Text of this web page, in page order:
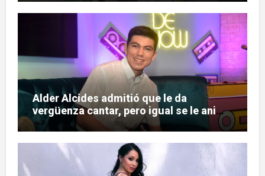
Alder Alcides admitió que le da
vergüenza cantar, pero igual se le animó
a Soda Stereo